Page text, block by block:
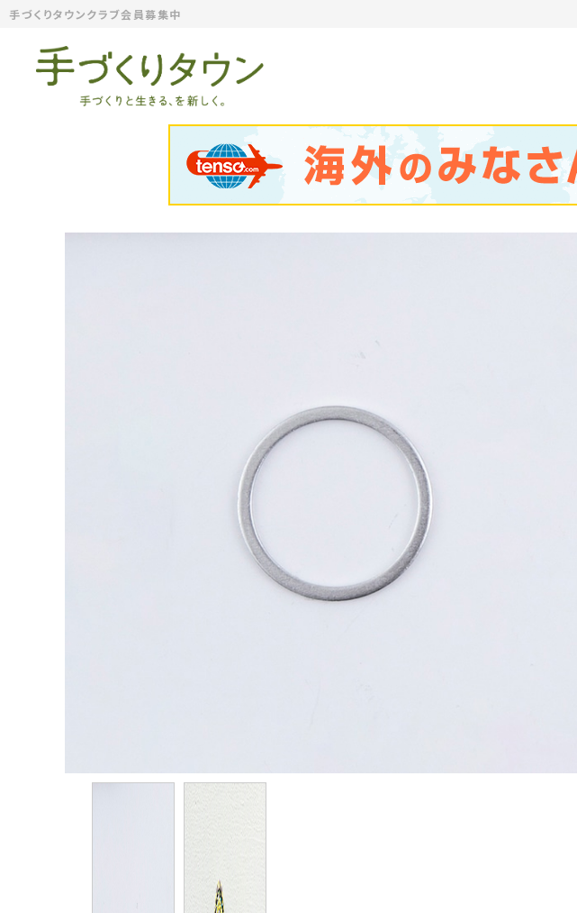
手づくりタウンクラブ会員募集中